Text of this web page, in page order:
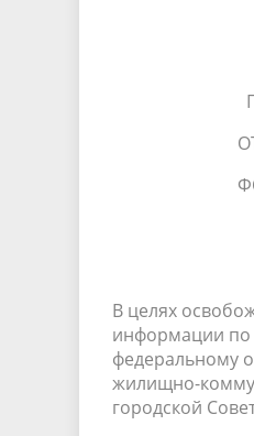
В целях
информации
федеральному
жилищно-
городской